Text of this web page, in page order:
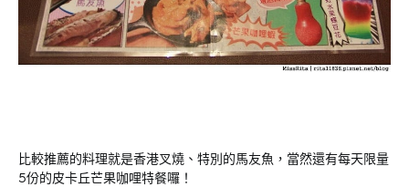
比較推薦的料理就是香港叉燒、特別的馬友魚，當然還有每天限量
5份的皮卡丘芒果咖哩特餐囉！